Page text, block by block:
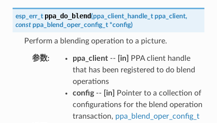
esp_err_t ppa_do_blend(ppa_client_handle_t ppa_client,
const ppa_blend_oper_config_t *config)
Perform a blending operation to a picture.
参数: ppa_client-- [in]
PPA client handle
that has been registered to do blend
operations
config-- [in]
Pointer to a collection of
configurations for the blend operation
transaction, ppa_blend_oper_config_t